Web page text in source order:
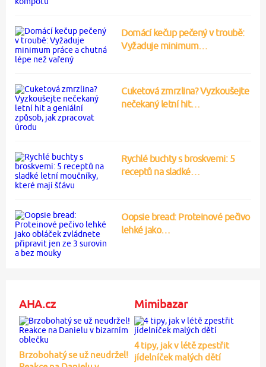
Domácí kečup pečený v troubě:
Vyžaduje minimum…
Cuketová zmrzlina? Vyzkoušejte
nečekaný letní hit…
Rychlé buchty s broskvemi: 5
receptů na sladké…
Oopsie bread: Proteinové pečivo
lehké jako…
AHA.cz
Brzobohatý se už neudržel!
Mimibazar
4 tipy, jak v létě zpestřit
jídelníček malých dětí